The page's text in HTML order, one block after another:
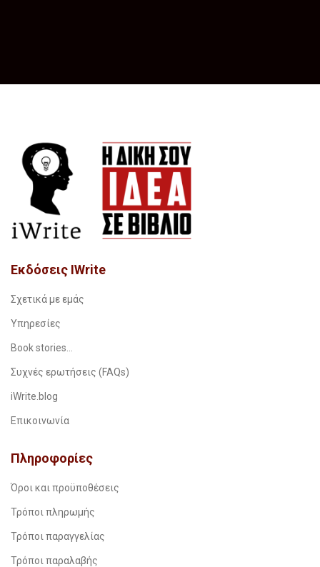
Εκδόσεις IWrite
Σχετικά με εμάς
Υπηρεσίες
Book stories…
Συχνές ερωτήσεις (FAQs)
iWrite.blog
Επικοινωνία
Πληροφορίες
Όροι και προϋποθέσεις
Τρόποι πληρωμής
Τρόποι παραγγελίας
Τρόποι παραλαβής